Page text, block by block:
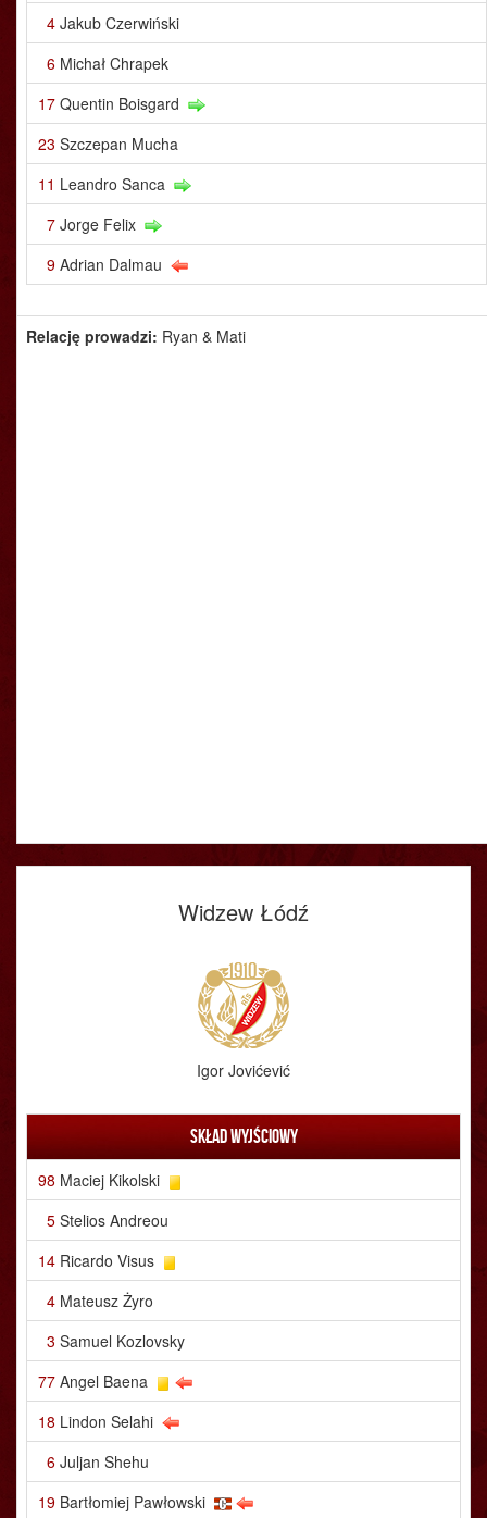
4 Jakub Czerwiński
6 Michał Chrapek
17 Quentin Boisgard
23 Szczepan Mucha
11 Leandro Sanca
7 Jorge Felix
9 Adrian Dalmau
Relację prowadzi: Ryan & Mati
Widzew Łódź
Igor Jovićević
Skład wyjściowy
98 Maciej Kikolski
5 Stelios Andreou
14 Ricardo Visus
4 Mateusz Żyro
3 Samuel Kozlovsky
77 Angel Baena
18 Lindon Selahi
6 Juljan Shehu
19 Bartłomiej Pawłowski